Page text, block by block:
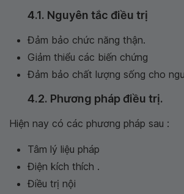
4.1. Nguyên tắc điều trị
Đảm bảo chức năng thận.
Giảm thiểu các biến chứng
Đảm bảo chất lượng sống cho
4.2. Phương pháp điều trị.
Hiện nay có các phương pháp sau :
Tâm lý liệu pháp
Điện kích thích .
Điều trị nội